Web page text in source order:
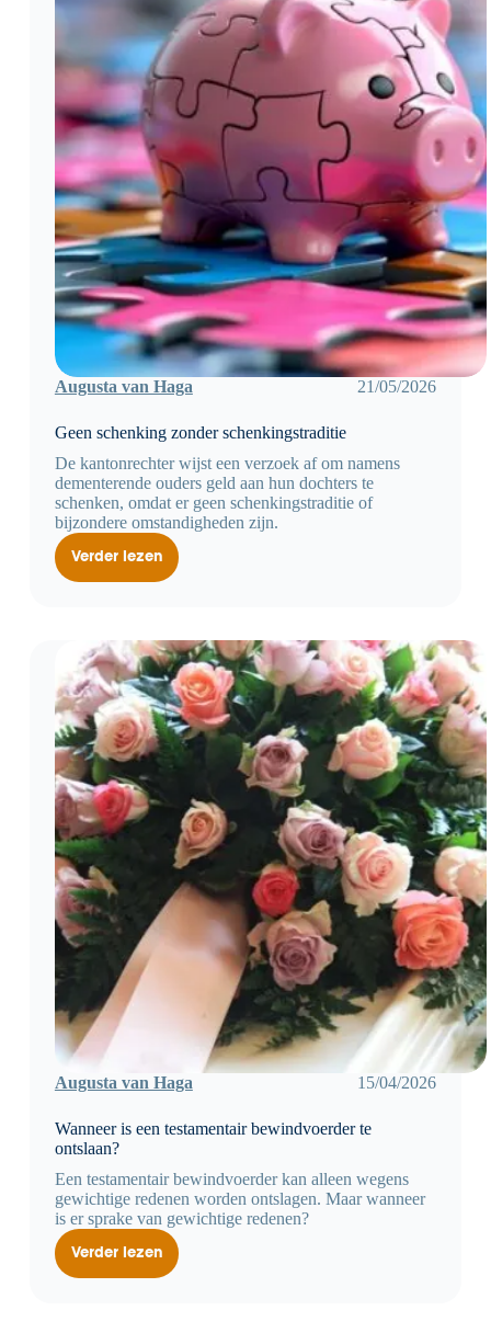
Augusta van Haga 21/05/2026
Geen schenking zonder schenkingstraditie
De kantonrechter wijst een verzoek af om namens
dementerende ouders geld aan hun dochters te
schenken, omdat er geen schenkingstraditie of
bijzondere omstandigheden zijn.
Verder lezen
Geen
schenking
Augusta van Haga 15/04/2026
Wanneer is een testamentair bewindvoerder te
ontslaan?
Een testamentair bewindvoerder kan alleen wegens
gewichtige redenen worden ontslagen. Maar wanneer
is er sprake van gewichtige redenen?
Verder lezen
Wanneer